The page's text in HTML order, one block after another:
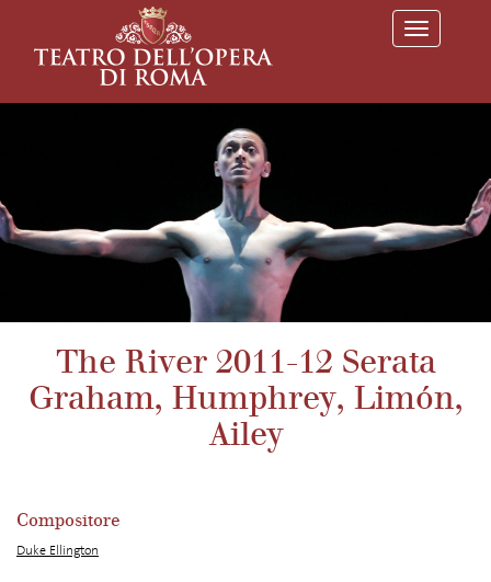
T
o
l
a
t
The River 2011-12 Serata
Graham, Humphrey, Limón,
Ailey
Compositore
Duke Ellington